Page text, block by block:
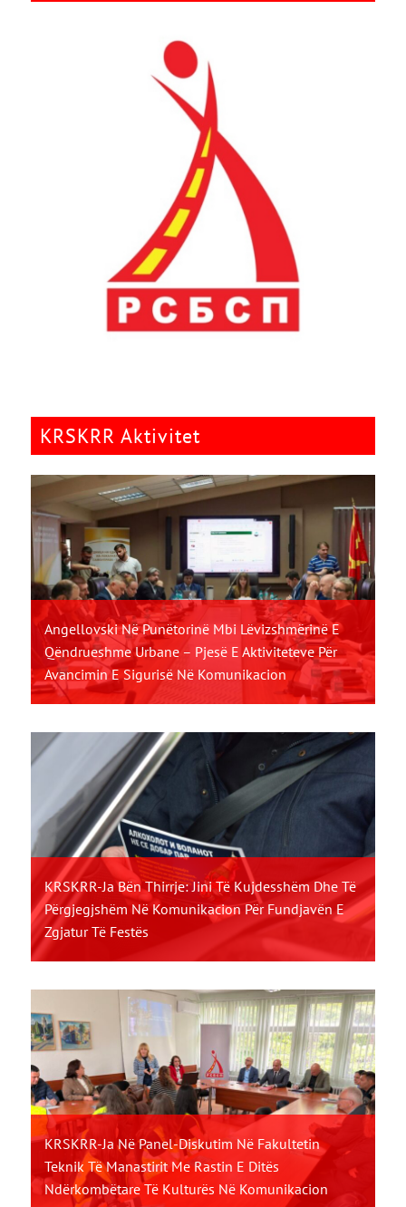
KRSKRR Aktivitet
Angellovski Në Punëtorinë Mbi Lëvizshmërinë E
Qëndrueshme Urbane – Pjesë E Aktiviteteve Për
Avancimin E Sigurisë Në Komunikacion
KRSKRR-Ja Bën Thirrje: Jini Të Kujdesshëm Dhe Të
Përgjegjshëm Në Komunikacion Për Fundjavën E
Zgjatur Të Festës
KRSKRR-Ja Në Panel-Diskutim Në Fakultetin
Teknik Të Manastirit Me Rastin E Ditës
Ndërkombëtare Të Kulturës Në Komunikacion